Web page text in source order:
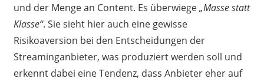
und der Menge an Content. Es überwiege„Masse statt
Klasse“. Sie sieht hier auch eine gewisse
Risikoaversion bei den Entscheidungen der
Streaminganbieter, was produziert werden soll und
erkennt dabei eine Tendenz, dass Anbieter eher auf